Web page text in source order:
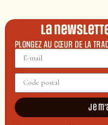
La
PLONGEZ AU CŒUR DE LA
Je